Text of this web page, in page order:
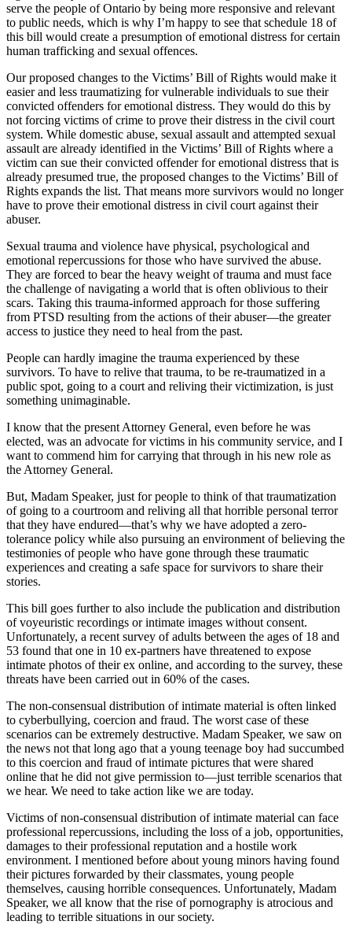
serve the people of Ontario by being more responsive and relevant
to public needs, which is why I’m happy to see that schedule 18 of
this bill would create a presumption of emotional distress for certain
human trafficking and sexual offences.
Our proposed changes to the Victims’ Bill of Rights would make it
easier and less traumatizing for vulnerable individuals to sue their
convicted offenders for emotional distress. They would do this by
not forcing victims of crime to prove their distress in the civil court
system. While domestic abuse, sexual assault and attempted sexual
assault are already identified in the Victims’ Bill of Rights where a
victim can sue their convicted offender for emotional distress that is
already presumed true, the proposed changes to the Victims’ Bill of
Rights expands the list. That means more survivors would no longer
have to prove their emotional distress in civil court against their
abuser.
Sexual trauma and violence have physical, psychological and
emotional repercussions for those who have survived the abuse.
They are forced to bear the heavy weight of trauma and must face
the challenge of navigating a world that is often oblivious to their
scars. Taking this trauma-informed approach for those suffering
from PTSD resulting from the actions of their abuser—the greater
access to justice they need to heal from the past.
People can hardly imagine the trauma experienced by these
survivors. To have to relive that trauma, to be re-traumatized in a
public spot, going to a court and reliving their victimization, is just
something unimaginable.
I know that the present Attorney General, even before he was
elected, was an advocate for victims in his community service, and I
want to commend him for carrying that through in his new role as
the Attorney General.
But, Madam Speaker, just for people to think of that traumatization
of going to a courtroom and reliving all that horrible personal terror
that they have endured—that’s why we have adopted a zero-
tolerance policy while also pursuing an environment of believing the
testimonies of people who have gone through these traumatic
experiences and creating a safe space for survivors to share their
stories.
This bill goes further to also include the publication and distribution
of voyeuristic recordings or intimate images without consent.
Unfortunately, a recent survey of adults between the ages of 18 and
53 found that one in 10 ex-partners have threatened to expose
intimate photos of their ex online, and according to the survey, these
threats have been carried out in 60% of the cases.
The non-consensual distribution of intimate material is often linked
to cyberbullying, coercion and fraud. The worst case of these
scenarios can be extremely destructive. Madam Speaker, we saw on
the news not that long ago that a young teenage boy had succumbed
to this coercion and fraud of intimate pictures that were shared
online that he did not give permission to—just terrible scenarios that
we hear. We need to take action like we are today.
Victims of non-consensual distribution of intimate material can face
professional repercussions, including the loss of a job, opportunities,
damages to their professional reputation and a hostile work
environment. I mentioned before about young minors having found
their pictures forwarded by their classmates, young people
themselves, causing horrible consequences. Unfortunately, Madam
Speaker, we all know that the rise of pornography is atrocious and
leading to terrible situations in our society.